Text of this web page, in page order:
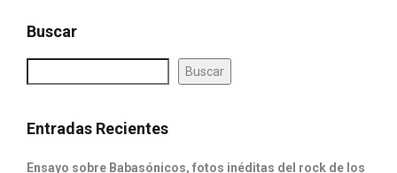
Buscar
Buscar
Entradas Recientes
Ensayo sobre Babasónicos, fotos inéditas del rock de los